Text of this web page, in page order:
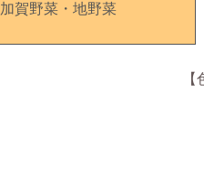
加賀野菜・地野菜